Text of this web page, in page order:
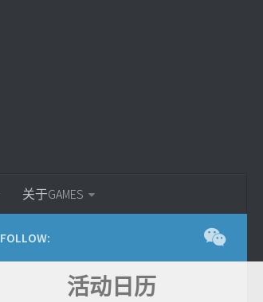
关于GAMES
FOLLOW:
活动日历